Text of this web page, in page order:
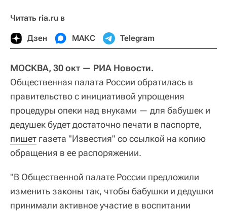
Читать ria.ru в
Дзен МАКС Telegram
МОСКВА, 30 окт — РИА Новости.
Общественная палата России обратилась в
правительство с инициативой упрощения
процедуры опеки над внуками — для бабушек и
дедушек будет достаточно печати в паспорте,
пишет газета "Известия" со ссылкой на копию
обращения в ее распоряжении.
"В Общественной палате России предложили
изменить законы так, чтобы бабушки и дедушки
принимали активное участие в воспитании